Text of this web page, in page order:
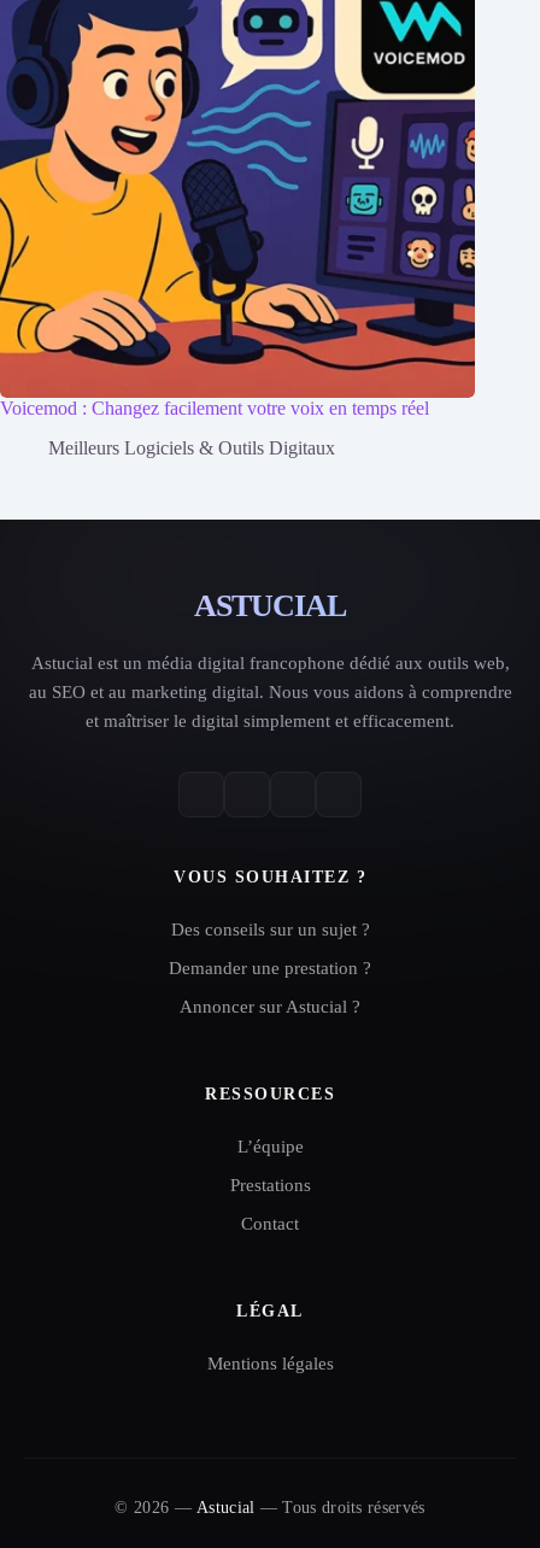
Voicemod : Changez facilement votre voix en temps réel
Meilleurs Logiciels & Outils Digitaux
ASTUCIAL
Astucial est un média digital francophone dédié aux outils web,
au SEO et au marketing digital. Nous vous aidons à comprendre
et maîtriser le digital simplement et efficacement.
VOUS SOUHAITEZ ?
Des conseils sur un sujet ?
Demander une prestation ?
Annoncer sur Astucial ?
RESSOURCES
L’équipe
Prestations
Contact
LÉGAL
Mentions légales
© 2026 — Astucial — Tous droits réservés